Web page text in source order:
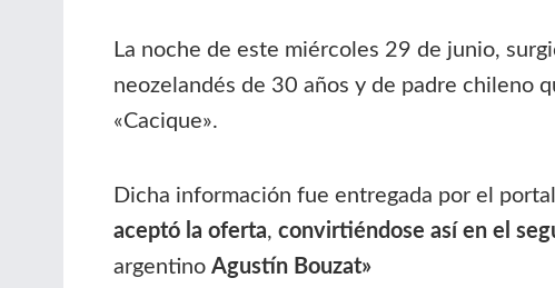
La noche de este miércoles 29 de junio,
neozelandés de 30 años y de padre chileno
«Cacique».
Dicha información fue entregada por el portal
aceptó la oferta, convirtiéndose así en el
argentino Agustín Bouzat»